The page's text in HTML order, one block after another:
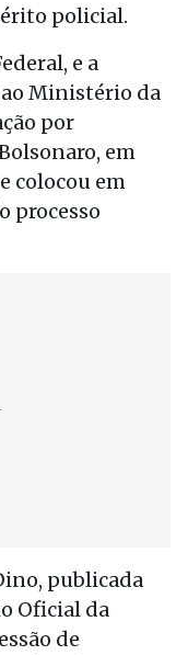
policial.
e a
Ministério da
por
em
colocou em
processo
publicada
Oficial da
de